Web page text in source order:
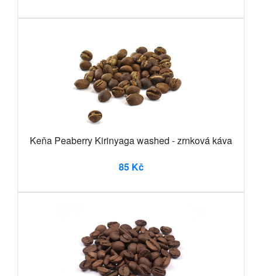
Keňa Peaberry Kirinyaga washed - zrnková káva
85 Kč